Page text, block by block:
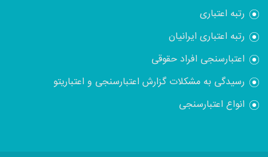
رتبه اعتباری
رتبه اعتباری ایرانیان
اعتبارسنجی افراد حقوقی
رسیدگی به مشکلات گزارش اعتبارسنجی و اعتباریتو
انواع اعتبارسنجی